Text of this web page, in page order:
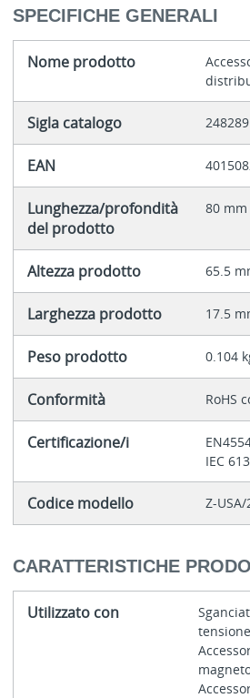
SPECIFICHE GENERALI
Nome prodotto
Sigla catalogo 248289
EAN
Lunghezza/profondità
del prodotto
80 mm
Altezza prodotto 65.5
Larghezza prodotto 17.5
Peso prodotto 0.104
Conformità RoHS
Certificazione/i
IEC
Codice modello Z-USA/
CARATTERISTICHE
Utilizzato con
tensione